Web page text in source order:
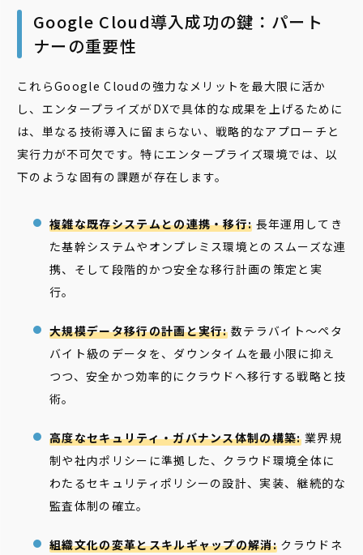
Google Cloud導入成功の鍵：パート
ナーの重要性
これらGoogle Cloudの強力なメリットを最大限に活か
し、エンタープライズがDXで具体的な成果を上げるために
は、単なる技術導入に留まらない、戦略的なアプローチと
実行力が不可欠です。特にエンタープライズ環境では、以
下のような固有の課題が存在します。
複雑な既存システムとの連携・移行: 長年運用してき
た基幹システムやオンプレミス環境とのスムーズな連
携、そして段階的かつ安全な移行計画の策定と実
行。
大規模データ移行の計画と実行:数テラバイト～ペタ
バイト級のデータを、ダウンタイムを最小限に抑え
つつ、安全かつ効率的にクラウドへ移行する戦略と技
術。
高度なセキュリティ・ガバナンス体制の構築:業界規
制や社内ポリシーに準拠した、クラウド環境全体に
わたるセキュリティポリシーの設計、実装、継続的な
監査体制の確立。
組織文化の変革とスキルギャップの解消: クラウドネ